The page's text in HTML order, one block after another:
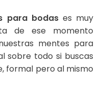
para bodases muy
de ese momento
mentes para
sobre todo si buscas
formal pero al mismo